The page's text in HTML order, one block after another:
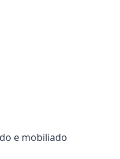
e mobiliado